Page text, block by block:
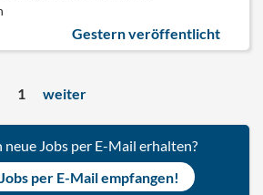
Gestern veröffentlicht
1 weiter
Jobs per E-Mail erhalten?
per E-Mail empfangen!